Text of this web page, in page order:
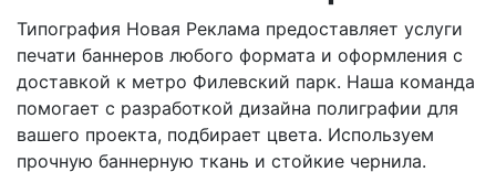
Типография Новая Реклама предоставляет услуги
печати баннеров любого формата и оформления с
доставкой к метро Филевский парк. Наша команда
помогает с разработкой дизайна полиграфии для
вашего проекта, подбирает цвета. Используем
прочную баннерную ткань и стойкие чернила.